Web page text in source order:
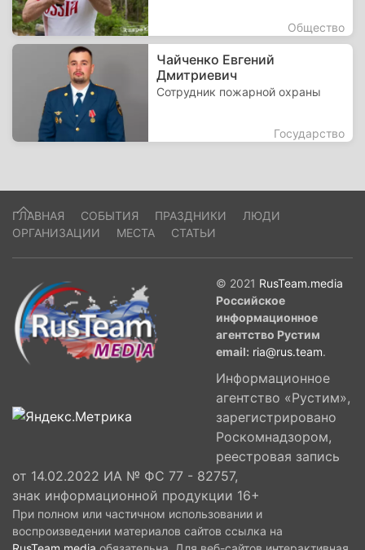
Общество
Чайченко Евгений
Дмитриевич
Сотрудник пожарной охраны
Государство
ГЛАВНАЯ СОБЫТИЯ ПРАЗДНИКИ
ЛЮДИ
ОРГАНИЗАЦИИ
МЕСТА СТАТЬИ
© 2021 RusTeam.media
Российское
информационное
агентство Рустим
email: ria@rus.team.
Информационное
агентство «Рустим»,
зарегистрировано
Роскомнадзором,
реестровая запись
от 14.02.2022 ИА № ФС 77 - 82757,
знак информационной продукции 16+
При полном или частичном использовании и
воспроизведении материалов сайтов ссылка на